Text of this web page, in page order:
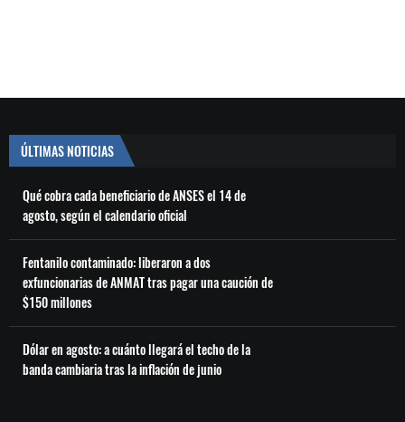
ÚLTIMAS NOTICIAS
Qué cobra cada beneficiario de ANSES el 14 de
agosto, según el calendario oficial
Fentanilo contaminado: liberaron a dos
exfuncionarias de ANMAT tras pagar una caución de
$150 millones
Dólar en agosto: a cuánto llegará el techo de la
banda cambiaria tras la inflación de junio